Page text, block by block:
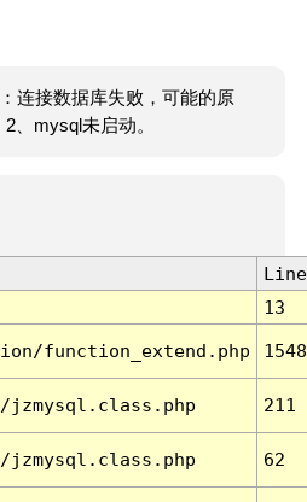
连接数据库失败，可能的原
、mysql未启动。
Line
13
function_extend.php 1548
jzmysql.class.php 211
jzmysql.class.php 62